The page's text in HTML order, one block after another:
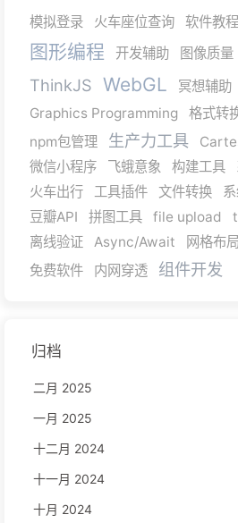
模拟登录 火车座位查询 软件教程
图形编程 开发辅助 图像质量
ThinkJS WebGL
冥想辅助
Graphics Programming
格式转
npm包管理
生产力工具
微信小程序
飞蛾意象 构建工具
火车出行
工具插件 文件转换
豆瓣API
拼图工具 file upload
离线验证
Async/Await 网格布局
免费软件
内网穿透 组件开发
归档
二月 2025
一月 2025
十二月 2024
十一月 2024
十月 2024